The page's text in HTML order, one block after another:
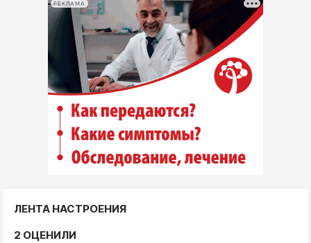
РЕКЛАМА
ЛЕНТА НАСТРОЕНИЯ
2 ОЦЕНИЛИ